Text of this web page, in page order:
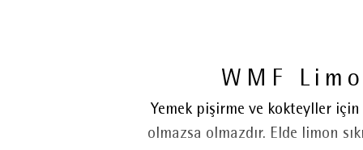
WMF
Yemek pişirme ve kokteyller
olmazsa olmazdır. Elde limon